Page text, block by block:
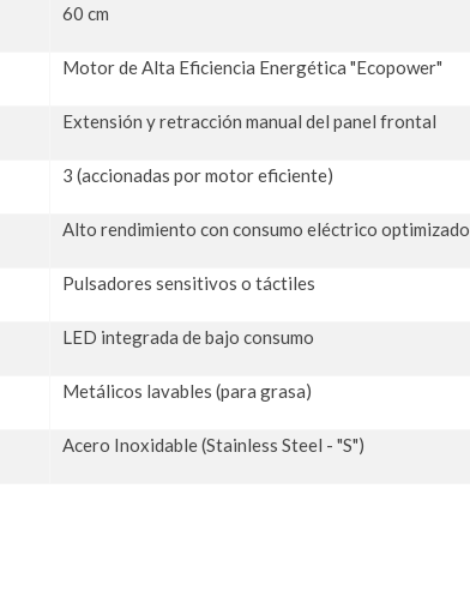
60 cm
Motor de Alta Eficiencia Energética "Ecopower"
Extensión y retracción manual del panel frontal
3 (accionadas por motor eficiente)
Alto rendimiento con consumo eléctrico optimizado
Pulsadores sensitivos o táctiles
LED integrada de bajo consumo
Metálicos lavables (para grasa)
Acero Inoxidable (Stainless Steel - "S")